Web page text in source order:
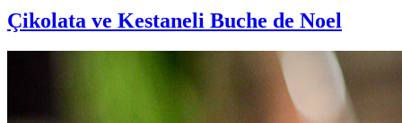
Çikolata ve Kestaneli Buche de Noel